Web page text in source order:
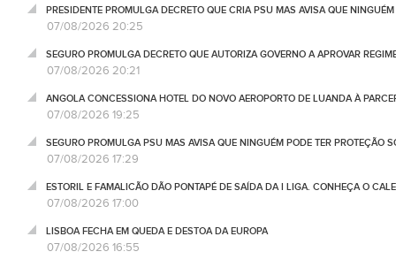
PRESIDENTE PROMULGA DECRETO QUE CRIA PSU MAS AVISA QUE
07/08/2026 20:25
SEGURO PROMULGA DECRETO QUE AUTORIZA GOVERNO A APROVAR
07/08/2026 20:21
ANGOLA CONCESSIONA HOTEL DO NOVO AEROPORTO DE LUANDA À
07/08/2026 19:25
SEGURO PROMULGA PSU MAS AVISA QUE NINGUÉM PODE TER PROTEÇÃO
07/08/2026 17:29
ESTORIL E FAMALICÃO DÃO PONTAPÉ DE SAÍDA DA I LIGA. CONHEÇA O
07/08/2026 17:00
LISBOA FECHA EM QUEDA E DESTOA DA EUROPA
07/08/2026 16:55